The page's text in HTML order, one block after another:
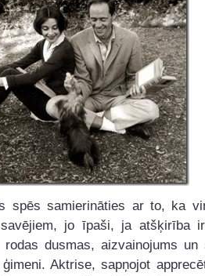
spēs samierināties ar to, ka
jo īpaši, ja atšķirība
dusmas, aizvainojums un
Aktrise, sapņojot